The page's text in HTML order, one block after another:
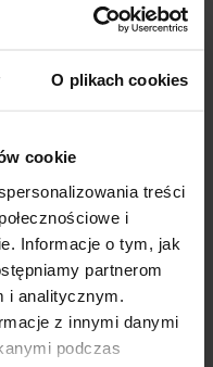
O plikach cookies
cookie
treści
i
Informacje o tym, jak
partnerom
i analitycznym.
z innymi danymi
podczas
z łatwością dzięki
(pełne szczegóły
uzyskasz ją
potrzebujesz łóżeczka
wykupić.
stacja kolejowa, co
Wszystkie
znajdziesz na naszej